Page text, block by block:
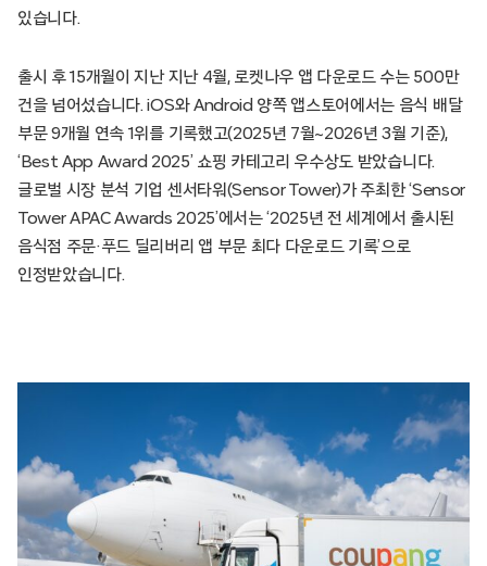
있습니다.
출시 후 15개월이 지난 지난 4월, 로켓나우 앱 다운로드 수는 500만
건을 넘어섰습니다. iOS와 Android 양쪽 앱스토어에서는 음식 배달
부문 9개월 연속 1위를 기록했고(2025년 7월~2026년 3월 기준),
‘Best App Award 2025’ 쇼핑 카테고리 우수상도 받았습니다.
글로벌 시장 분석 기업 센서타워(Sensor Tower)가 주최한 ‘Sensor
Tower APAC Awards 2025’에서는 ‘2025년 전 세계에서 출시된
음식점 주문·푸드 딜리버리 앱 부문 최다 다운로드 기록’으로
인정받았습니다.